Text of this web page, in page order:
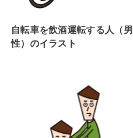
自転車を飲酒運転する人（男
性）のイラスト